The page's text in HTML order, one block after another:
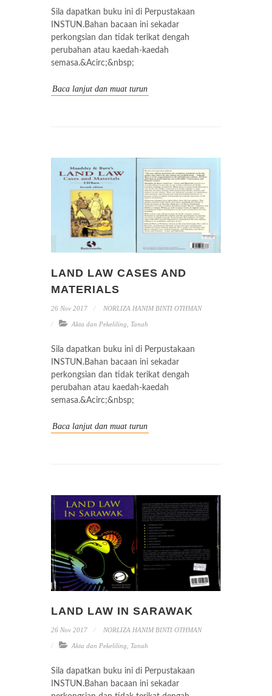
Sila dapatkan buku ini di Perpustakaan
INSTUN.Bahan bacaan ini sekadar
perkongsian dan tidak terikat dengah
perubahan atau kaedah-kaedah
semasa.&Acirc;&nbsp;
Baca lanjut dan muat turun
LAND LAW CASES AND
MATERIALS
26 Nov 2017 NORLIZA HANIM BINTI OTHMAN
Akta dan Pekeliling Tanah
Sila dapatkan buku ini di Perpustakaan
INSTUN.Bahan bacaan ini sekadar
perkongsian dan tidak terikat dengah
perubahan atau kaedah-kaedah
semasa.&Acirc;&nbsp;
Baca lanjut dan muat turun
LAND LAW IN SARAWAK
26 Nov 2017 NORLIZA HANIM BINTI OTHMAN
Akta dan Pekeliling Tanah
Sila dapatkan buku ini di Perpustakaan
INSTUN.Bahan bacaan ini sekadar